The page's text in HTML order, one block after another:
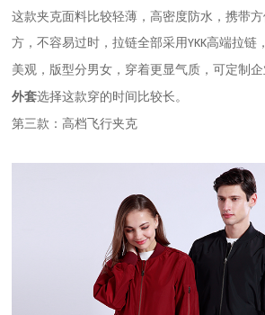
这款夹克面料比较轻薄，高密度防水，携带
方，不容易过时，拉链全部采用YKK高端拉链
美观，版型分男女，穿着更显气质，可定制企
外套选择这款穿的时间比较长。
第三款：高档飞行夹克